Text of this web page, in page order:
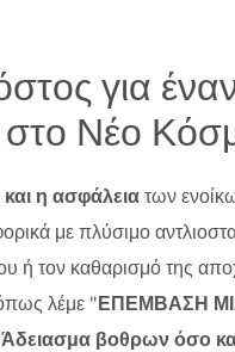
για
στο Νέο
και η ασφάλειατων
με πλύσιμο
ή τον καθαρισμό της
λέμε "ΕΠΕΜΒΑΣΗ
Άδειασμα βοθρων όσο